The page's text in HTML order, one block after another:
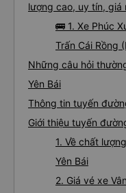
lượng cao, uy tín,
🚌 1. Xe Phúc
Trấn Cái Rồng
Những câu hỏi
Yên Bái
Thông tin tuyến
Giới thiệu tuyến
1. Về chất
Yên Bái
2. Giá vé xe